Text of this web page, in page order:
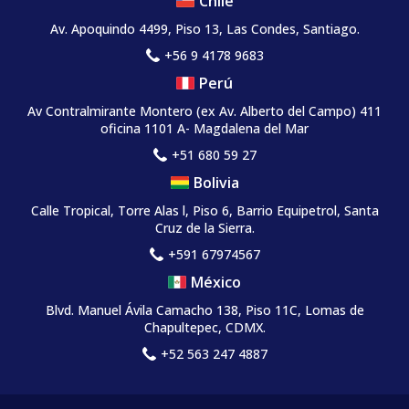
Av. Apoquindo 4499, Piso 13, Las Condes, Santiago.
+56 9 4178 9683
Perú
Av Contralmirante Montero (ex Av. Alberto del Campo) 411
oficina 1101 A- Magdalena del Mar
+51 680 59 27
Bolivia
Calle Tropical, Torre Alas l, Piso 6, Barrio Equipetrol, Santa
Cruz de la Sierra.
+591 67974567
México
Blvd. Manuel Ávila Camacho 138, Piso 11C, Lomas de
Chapultepec, CDMX.
+52 563 247 4887